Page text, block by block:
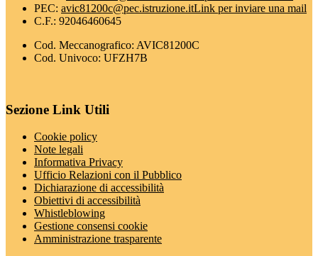
PEC: avic81200c@pec.istruzione.itLink per inviare una mail
C.F.: 92046460645
Cod. Meccanografico: AVIC81200C
Cod. Univoco: UFZH7B
Sezione Link Utili
Cookie policy
Note legali
Informativa Privacy
Ufficio Relazioni con il Pubblico
Dichiarazione di accessibilità
Obiettivi di accessibilità
Whistleblowing
Gestione consensi cookie
Amministrazione trasparente